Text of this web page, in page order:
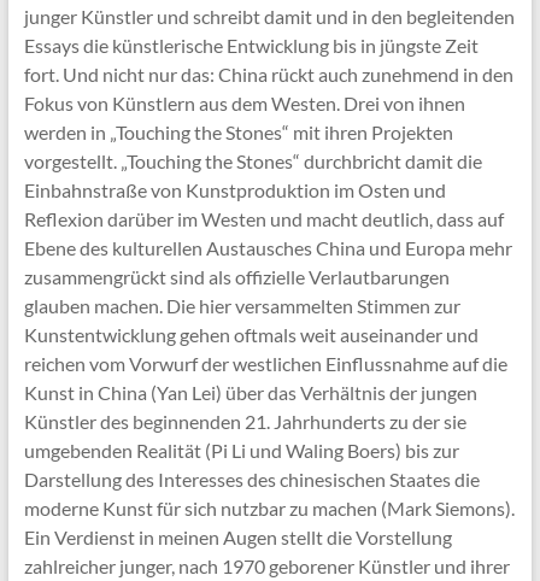
junger Künstler und schreibt damit und in den begleitenden
Essays die künstlerische Entwicklung bis in jüngste Zeit
fort. Und nicht nur das: China rückt auch zunehmend in den
Fokus von Künstlern aus dem Westen. Drei von ihnen
werden in „Touching the Stones“ mit ihren Projekten
vorgestellt. „Touching the Stones“ durchbricht damit die
Einbahnstraße von Kunstproduktion im Osten und
Reflexion darüber im Westen und macht deutlich, dass auf
Ebene des kulturellen Austausches China und Europa mehr
zusammengrückt sind als offizielle Verlautbarungen
glauben machen. Die hier versammelten Stimmen zur
Kunstentwicklung gehen oftmals weit auseinander und
reichen vom Vorwurf der westlichen Einflussnahme auf die
Kunst in China (Yan Lei) über das Verhältnis der jungen
Künstler des beginnenden 21. Jahrhunderts zu der sie
umgebenden Realität (Pi Li und Waling Boers) bis zur
Darstellung des Interesses des chinesischen Staates die
moderne Kunst für sich nutzbar zu machen (Mark Siemons).
Ein Verdienst in meinen Augen stellt die Vorstellung
zahlreicher junger, nach 1970 geborener Künstler und ihrer